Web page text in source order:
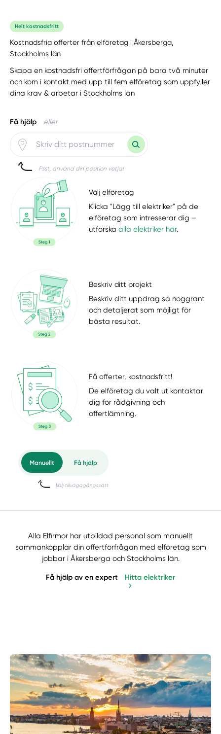
Helt kostnadsfritt
Kostnadsfria offerter från elföretag i Åkersberga,
Stockholms län
Skapa en kostnadsfri offertförfrågan på bara två minuter
och kom i kontakt med upp till fem elföretag som uppfyller
dina krav & arbetar i Stockholms län
Få hjälp eller
Psst, använd din position vetja!
Välj elföretag
Klicka "Lägg till elektriker" på de
elföretag som intresserar dig –
utforskaalla elektriker här.
Beskriv ditt projekt
Beskriv ditt uppdrag så noggrant
och detaljerat som möjligt för
bästa resultat.
Få offerter, kostnadsfritt!
De elföretag du valt ut kontaktar
dig för rådgivning och
offertlämning.
Alla Elfirmor har utbildad personal som manuellt
sammankopplar din offertförfrågan med elföretag som
jobbar i Åkersberga och Stockholms län.
Få hjälp av en expert Hitta elektriker